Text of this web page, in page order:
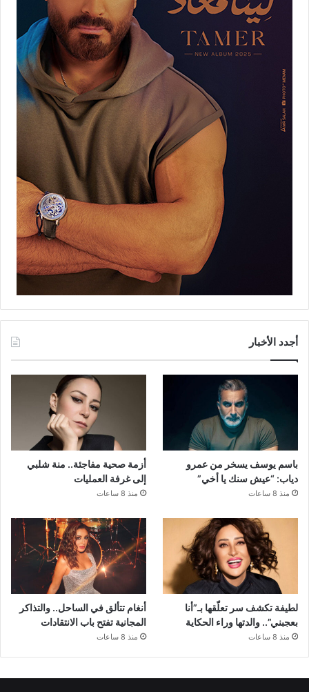
أجدد الأخبار
باسم يوسف يسخر من عمرو
دياب: “عيش سنك يا أخي”
منذ 8 ساعات
أزمة صحية مفاجئة.. منة شلبي
إلى غرفة العمليات
منذ 8 ساعات
لطيفة تكشف سر تعلّقها بـ”أنا
بعجبني”.. والدتها وراء الحكاية
منذ 8 ساعات
أنغام تتألق في الساحل.. والتذاكر
المجانية تفتح باب الانتقادات
منذ 8 ساعات